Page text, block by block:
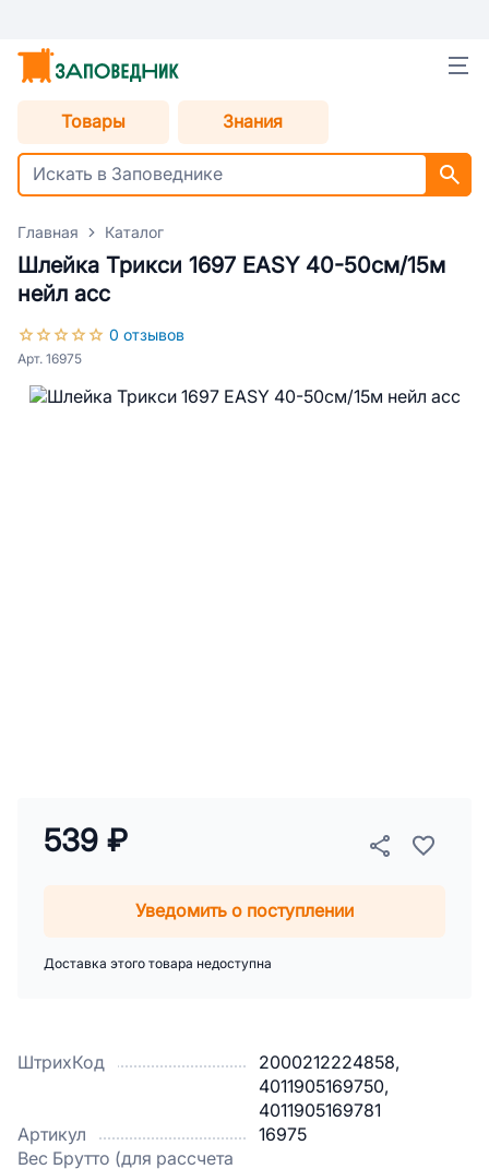
Товары Знания
Главная Каталог
Шлейка Трикси 1697 EASY 40-50см/15м
нейл асс
0 отзывов
Арт. 16975
ШтрихКод
2000212224858,
4011905169750,
4011905169781
Артикул
16975
Вес Брутто (для рассчета
539 ₽
Уведомить о поступлении
Доставка этого товара недоступна